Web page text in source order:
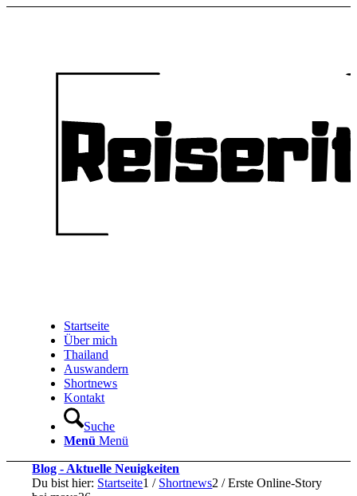
Startseite
Über mich
Thailand
Auswandern
Shortnews
Kontakt
Suche
Menü Menü
Blog - Aktuelle Neuigkeiten
Du bist hier: Startseite1 / Shortnews2 / Erste Online-Story